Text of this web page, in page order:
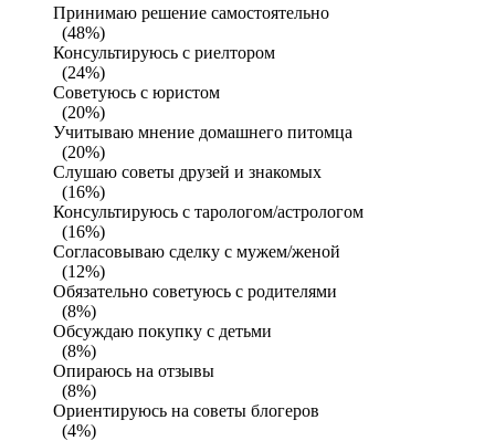
Принимаю решение самостоятельно
(48%)
Консультируюсь с риелтором
(24%)
Советуюсь с юристом
(20%)
Учитываю мнение домашнего питомца
(20%)
Слушаю советы друзей и знакомых
(16%)
Консультируюсь с тарологом/астрологом
(16%)
Согласовываю сделку с мужем/женой
(12%)
Обязательно советуюсь с родителями
(8%)
Обсуждаю покупку с детьми
(8%)
Опираюсь на отзывы
(8%)
Ориентируюсь на советы блогеров
(4%)